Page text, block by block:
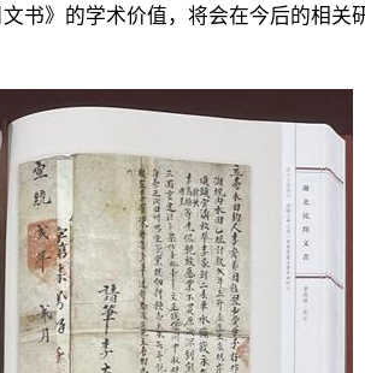
书》的学术价值，将会在今后的相关